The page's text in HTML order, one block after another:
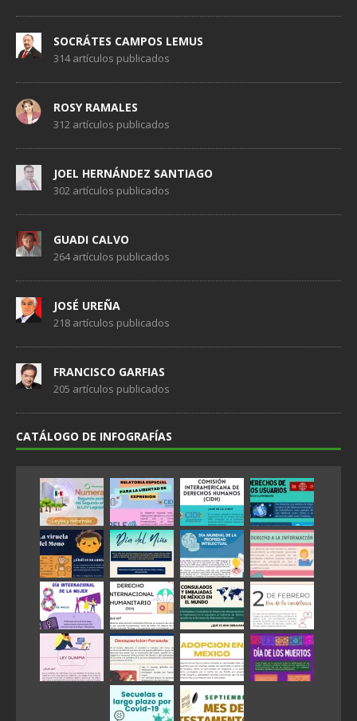
SOCRÁTES CAMPOS LEMUS
314 artículos publicados
ROSY RAMALES
312 artículos publicados
JOEL HERNÁNDEZ SANTIAGO
302 artículos publicados
GUADI CALVO
264 artículos publicados
JOSÉ UREÑA
218 artículos publicados
FRANCISCO GARFIAS
205 artículos publicados
CATÁLOGO DE INFOGRAFÍAS